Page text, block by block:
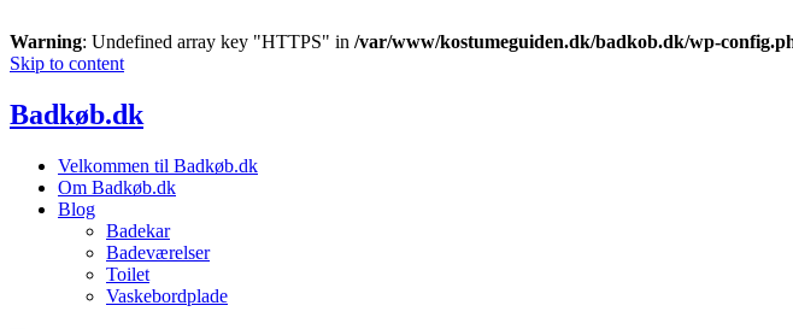
Warning: Undefined array key "HTTPS" in /var/www/kostumeguiden.dk/badkob.dk/wp-
Skip to content
Badkøb.dk
Velkommen til Badkøb.dk
Om Badkøb.dk
Blog
Badekar
Badeværelser
Toilet
Vaskebordplade